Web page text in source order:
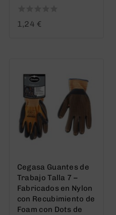
0
1,24 €
Cegasa Guantes de
Trabajo Talla 7 –
Fabricados en Nylon
con Recubimiento de
Foam con Dots de